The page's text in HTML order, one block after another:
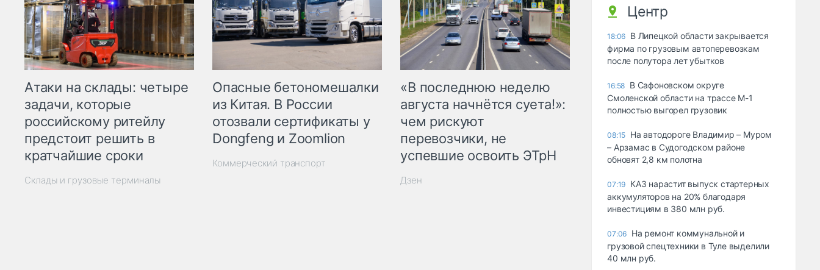
Атаки на склады: четыре
задачи, которые
российскому ритейлу
предстоит решить в
кратчайшие сроки
Склады и грузовые терминалы
Опасные бетономешалки
из Китая. В России
отозвали сертификаты у
Dongfeng и Zoomlion
Коммерческий транспорт
«В последнюю неделю
августа начнётся суета!»:
чем рискуют
перевозчики, не
успевшие освоить ЭТрН
Дзен
Центр
18:06 В Липецкой области закрывается
фирма по грузовым автоперевозкам
после полутора лет убытков
16:58 В Сафоновском округе
Смоленской области на трассе М-1
полностью выгорел грузовик
08:15 На автодороге Владимир – Муром
– Арзамас в Судогодском районе
обновят 2,8 км полотна
07:19 КАЗ нарастит выпуск стартерных
аккумуляторов на 20% благодаря
инвестициям в 380 млн руб.
07:06 На ремонт коммунальной и
грузовой спецтехники в Туле выделили
40 млн руб.